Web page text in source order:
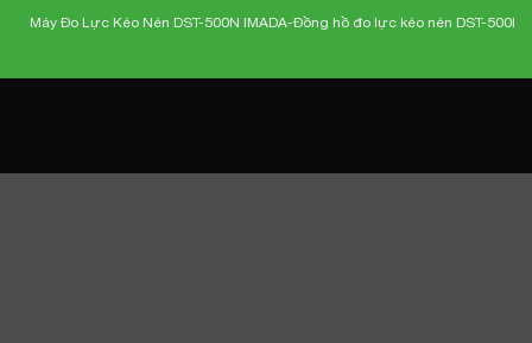
Đo Lực Kéo Nén DST-500N IMADA-Đồng hồ đo lực kéo nén DST-500N Imada